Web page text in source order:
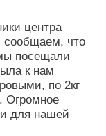
центра
что
посещали
к нам
по 2кг
Огромное
для нашей